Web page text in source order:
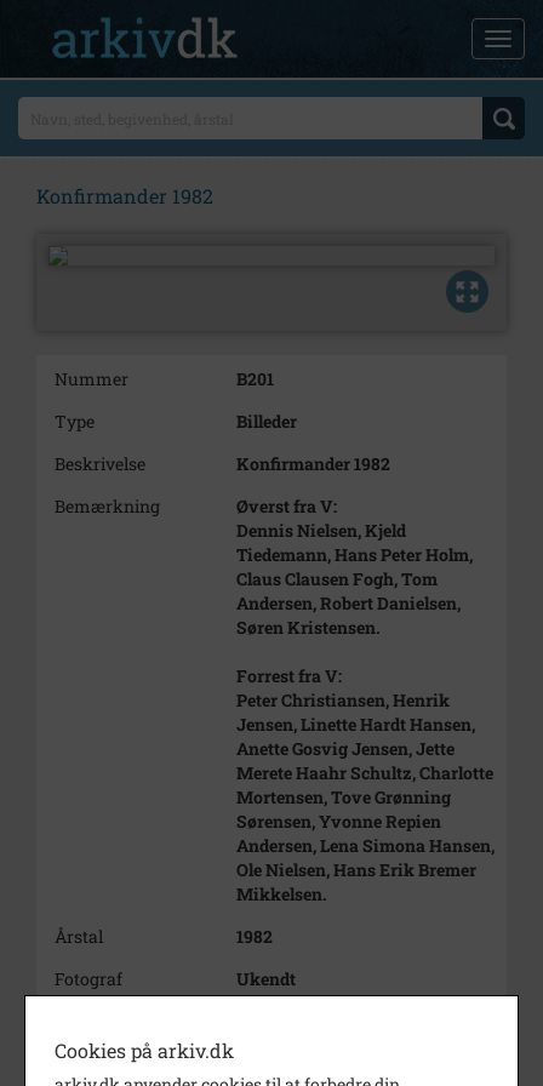
Konfirmander 1982
Nummer
B201
Type
Billeder
Beskrivelse
Konfirmander 1982
Bemærkning
Øverst fra V:
Dennis Nielsen, Kjeld
Tiedemann, Hans Peter Holm,
Claus Clausen Fogh, Tom
Andersen, Robert Danielsen,
Søren Kristensen.
Forrest fra V:
Peter Christiansen, Henrik
Jensen, Linette Hardt Hansen,
Anette Gosvig Jensen, Jette
Merete Haahr Schultz, Charlotte
Mortensen, Tove Grønning
Sørensen, Yvonne Repien
Andersen, Lena Simona Hansen,
Ole Nielsen, Hans Erik Bremer
Mikkelsen.
Årstal
1982
Fotograf
Ukendt
Se på kort
Cookies på arkiv.dk